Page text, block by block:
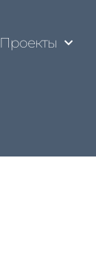
Проекты